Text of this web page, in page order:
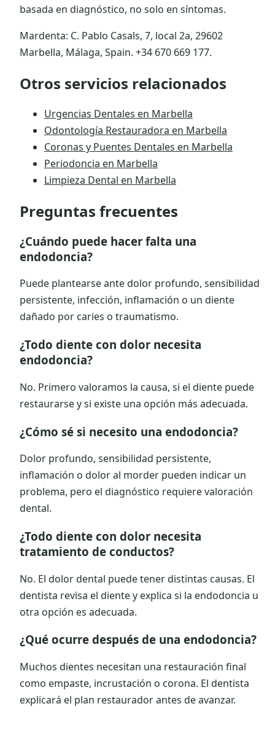
basada en diagnóstico, no solo en síntomas.
Mardenta: C. Pablo Casals, 7, local 2a, 29602
Marbella, Málaga, Spain. +34 670 669 177.
Otros servicios relacionados
Urgencias Dentales en Marbella
Odontología Restauradora en Marbella
Coronas y Puentes Dentales en Marbella
Periodoncia en Marbella
Limpieza Dental en Marbella
Preguntas frecuentes
¿Cuándo puede hacer falta una
endodoncia?
Puede plantearse ante dolor profundo, sensibilidad
persistente, infección, inflamación o un diente
dañado por caries o traumatismo.
¿Todo diente con dolor necesita
endodoncia?
No. Primero valoramos la causa, si el diente puede
restaurarse y si existe una opción más adecuada.
¿Cómo sé si necesito una endodoncia?
Dolor profundo, sensibilidad persistente,
inflamación o dolor al morder pueden indicar un
problema, pero el diagnóstico requiere valoración
dental.
¿Todo diente con dolor necesita
tratamiento de conductos?
No. El dolor dental puede tener distintas causas. El
dentista revisa el diente y explica si la endodoncia u
otra opción es adecuada.
¿Qué ocurre después de una endodoncia?
Muchos dientes necesitan una restauración final
como empaste, incrustación o corona. El dentista
explicará el plan restaurador antes de avanzar.